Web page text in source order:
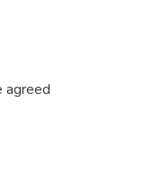
agreed